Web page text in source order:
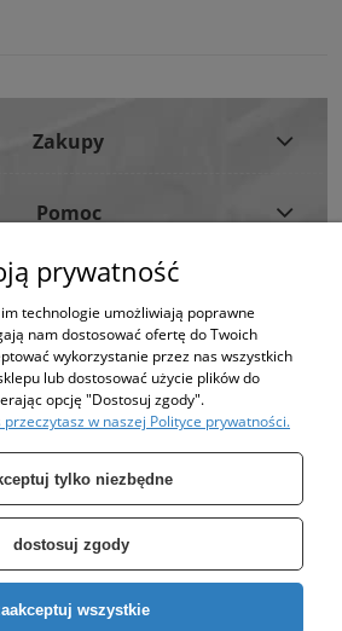
Zakupy
Pomoc
Moje Konto
Informacje
w celu realizacji usług i zgodnie z Polityką
Plików Cookies.
lub dostępu do plików cookies w
(polityka prywatności)
pomp oraz zbiorników takich jak: zbiornik
prywatność
technologie umożliwiają poprawne
nam dostosować ofertę do Twoich
wykorzystanie przez nas wszystkich
lub dostosować użycie plików do
opcję "Dostosuj zgody".
w naszej Polityce prywatności.
tylko niezbędne
dostosuj zgody
wszystkie